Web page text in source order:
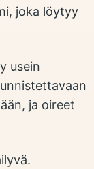
joka löytyy
usein
ja oireet